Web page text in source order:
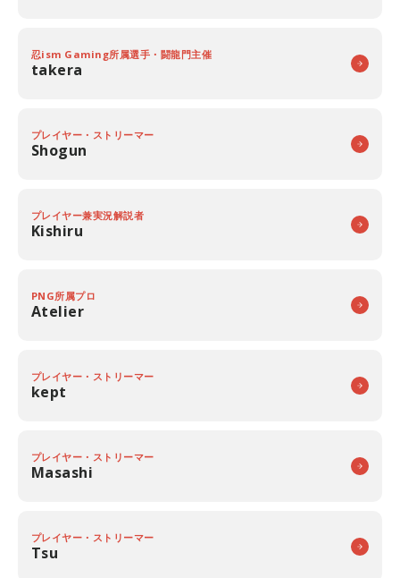
忍ism Gaming所属選手・闘龍門主催
takera
プレイヤー・ストリーマー
Shogun
プレイヤー兼実況解説者
Kishiru
PNG所属プロ
Atelier
プレイヤー・ストリーマー
kept
プレイヤー・ストリーマー
Masashi
プレイヤー・ストリーマー
Tsu